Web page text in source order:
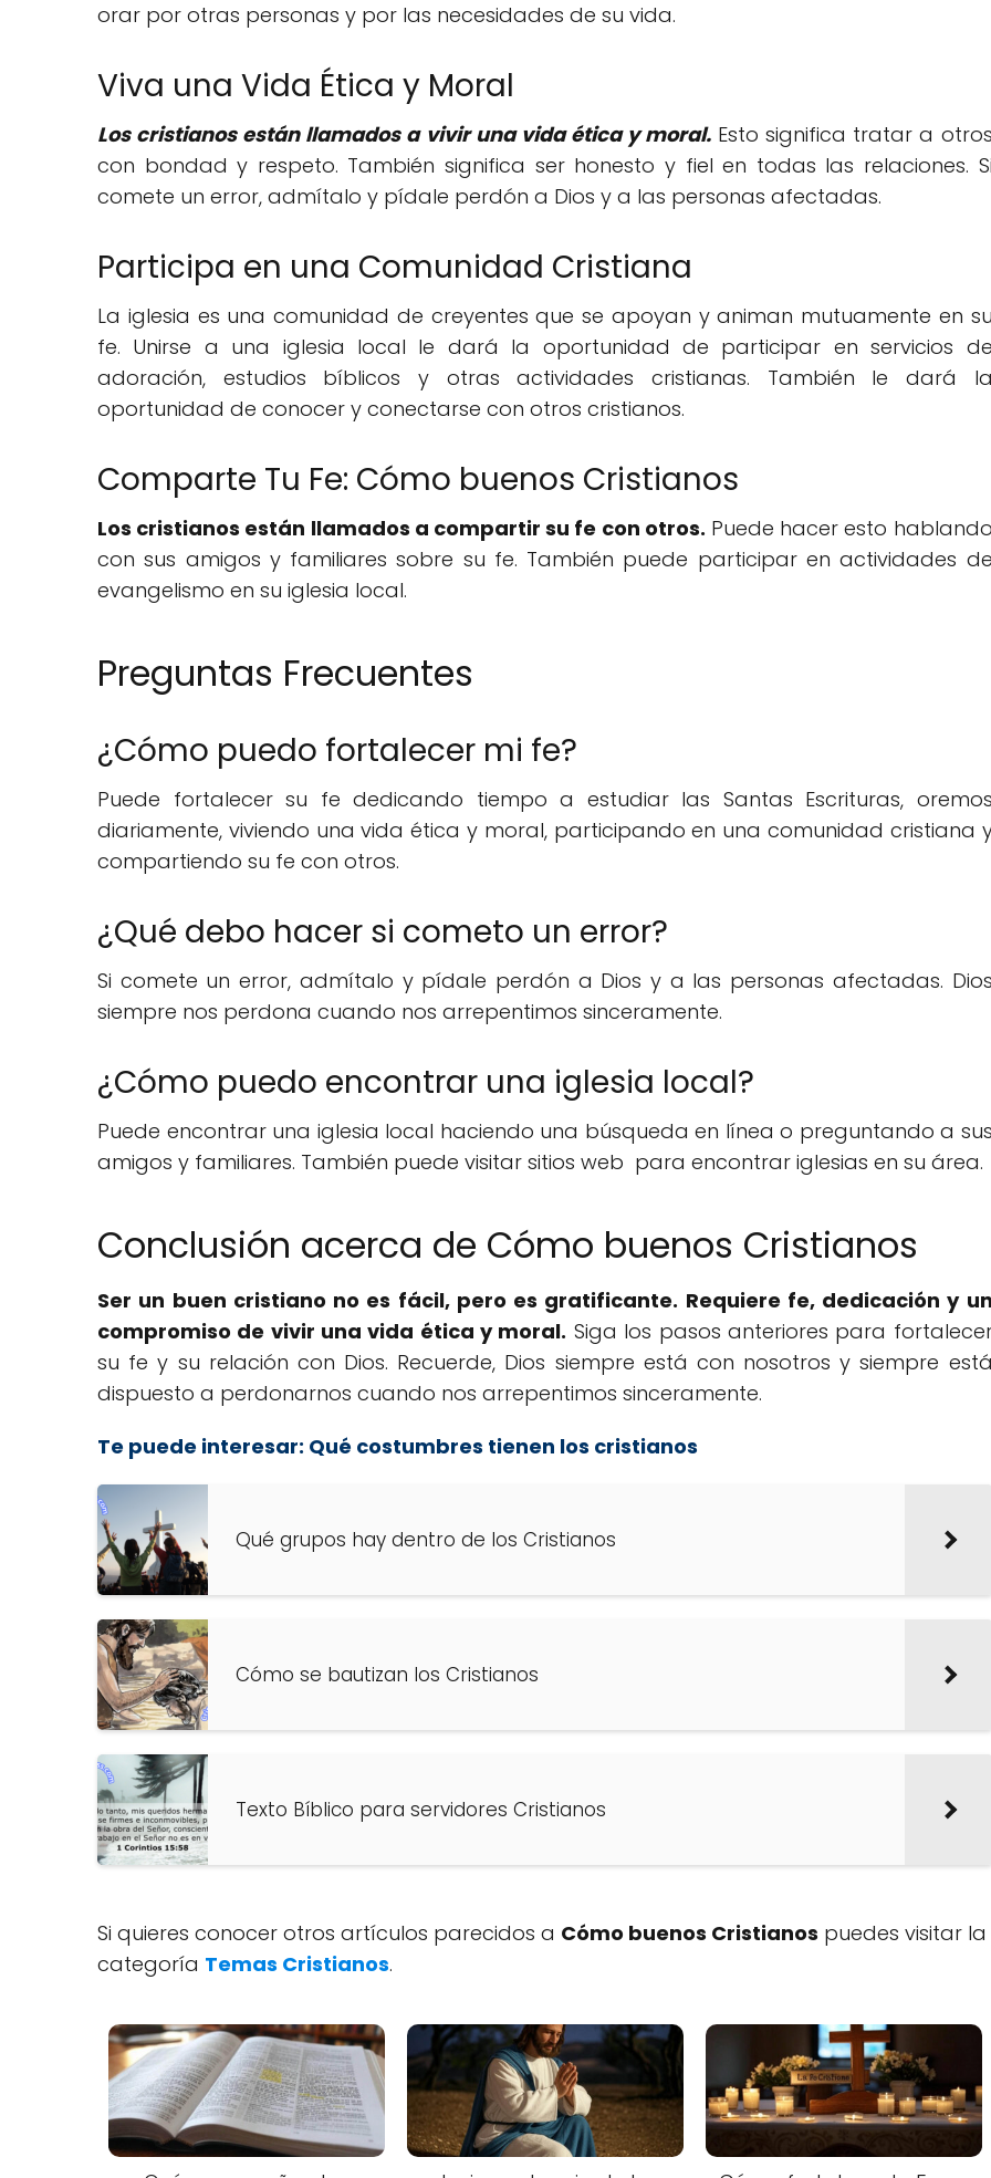
orar por otras personas y por las necesidades de su vida.
Viva una Vida Ética y Moral
Los cristianos están llamados a vivir una vida ética y moral. Esto significa tratar a otros
con bondad y respeto. También significa ser honesto y fiel en todas las relaciones. Si
comete un error, admítalo y pídale perdón a Dios y a las personas afectadas.
Participa en una Comunidad Cristiana
La iglesia es una comunidad de creyentes que se apoyan y animan mutuamente en su
fe. Unirse a una iglesia local le dará la oportunidad de participar en servicios de
adoración, estudios bíblicos y otras actividades cristianas. También le dará la
oportunidad de conocer y conectarse con otros cristianos.
Comparte Tu Fe: Cómo buenos Cristianos
Los cristianos están llamados a compartir su fe con otros. Puede hacer esto hablando
con sus amigos y familiares sobre su fe. También puede participar en actividades de
evangelismo en su iglesia local.
Preguntas Frecuentes
¿Cómo puedo fortalecer mi fe?
Puede fortalecer su fe dedicando tiempo a estudiar las Santas Escrituras, oremos
diariamente, viviendo una vida ética y moral, participando en una comunidad cristiana
compartiendo su fe con otros.
¿Qué debo hacer si cometo un error?
Si comete un error, admítalo y pídale perdón a Dios y a las personas afectadas. Dios
siempre nos perdona cuando nos arrepentimos sinceramente.
¿Cómo puedo encontrar una iglesia local?
Puede encontrar una iglesia local haciendo una búsqueda en línea o preguntando a sus
amigos y familiares. También puede visitar sitios web para encontrar iglesias en su área.
Conclusión acerca de Cómo buenos Cristianos
Ser un buen cristiano no es fácil, pero es gratificante. Requiere fe, dedicación y un
compromiso de vivir una vida ética y moral. Siga los pasos anteriores para
su fe y su relación con Dios. Recuerde, Dios siempre está con nosotros y siempre está
dispuesto a perdonarnos cuando nos arrepentimos sinceramente.
Te puede interesar: Qué costumbres tienen los cristianos
Qué grupos hay dentro de los Cristianos
Cómo se bautizan los Cristianos
Texto Bíblico para servidores Cristianos
Si quieres conocer otros artículos parecidos a Cómo buenos Cristianos puedes visitar la
categoría Temas Cristianos.